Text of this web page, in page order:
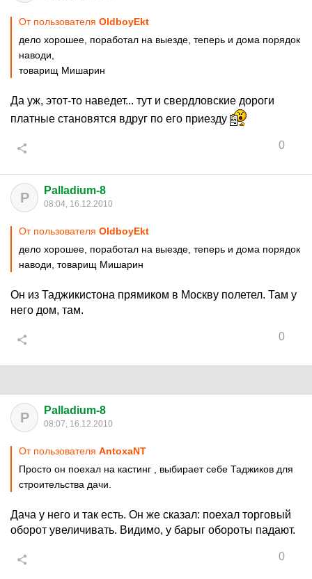
От пользователя OldboyEkt
дело хорошее, поработал на выезде, теперь и дома порядок
наводи,
товарищ Мишарин
Да уж, этот-то наведет... тут и свердловские дороги
платные становятся вдруг по его приезду
0
P Palladium-8
08:04, 16.12.2010
От пользователя OldboyEkt
дело хорошее, поработал на выезде, теперь и дома порядок
наводи, товарищ Мишарин
Он из Таджикистона прямиком в Москву полетел. Там у
него дом, там.
0
P Palladium-8
08:07, 16.12.2010
От пользователя AntoxaNT
Просто он поехал на кастинг , выбирает себе Таджиков для
строительства дачи.
Дача у него и так есть. Он же сказал: поехал торговый
оборот увеличивать. Видимо, у барыг обороты падают.
0